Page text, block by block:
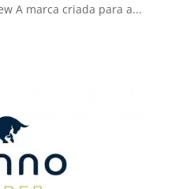
A marca criada para a...